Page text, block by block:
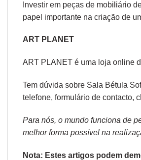
Investir em peças de mobiliário
papel importante na criação de
ART PLANET
ART PLANET é uma loja online
Tem dúvida sobre Sala Bétula
telefone, formulário de contacto,
Para nós, o mundo funciona de
melhor forma possível na
Nota: Estes artigos podem